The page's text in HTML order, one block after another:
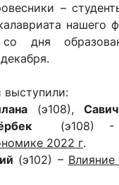
–
нашего
дня
выступили:
(э108),
(э108)
2022 г.
(э102) – Влияние